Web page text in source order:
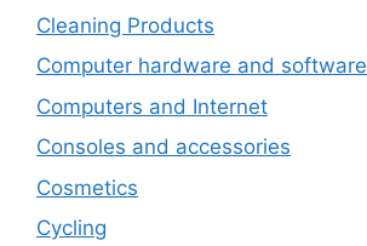
Cleaning Products
Computer hardware and software
Computers and Internet
Consoles and accessories
Cosmetics
Cycling